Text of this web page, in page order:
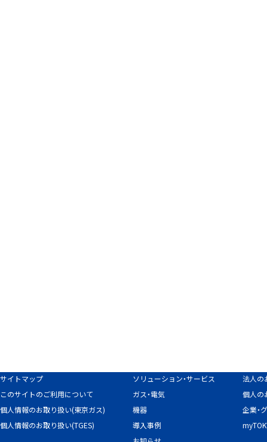
サイトマップ
このサイトのご利用について
個人情報のお取り扱い(東京ガス)
個人情報のお取り扱い(TGES)
ソリューション・サービス
ガス・電気
機器
導入事例
法人の
個人の
企業・